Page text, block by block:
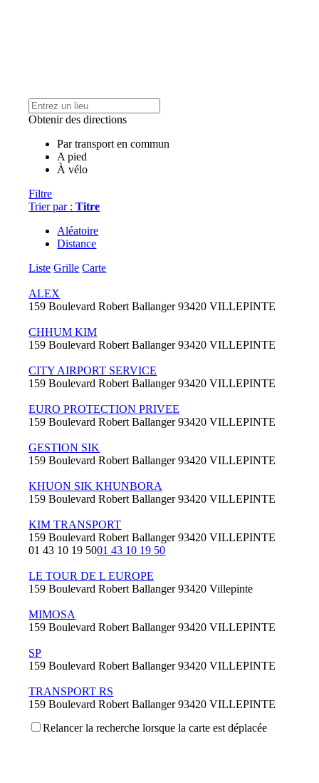
Obtenir des directions
Par transport en commun
A pied
À vélo
Filtre
Trier par :Titre
Aléatoire
Distance
Liste Grille Carte
ALEX
159 Boulevard Robert Ballanger 93420 VILLEPINTE
CHHUM KIM
159 Boulevard Robert Ballanger 93420 VILLEPINTE
CITY AIRPORT SERVICE
159 Boulevard Robert Ballanger 93420 VILLEPINTE
EURO PROTECTION PRIVEE
159 Boulevard Robert Ballanger 93420 VILLEPINTE
GESTION SIK
159 Boulevard Robert Ballanger 93420 VILLEPINTE
KHUON SIK KHUNBORA
159 Boulevard Robert Ballanger 93420 VILLEPINTE
KIM TRANSPORT
159 Boulevard Robert Ballanger 93420 VILLEPINTE
01 43 10 19 5001 43 10 19 50
LE TOUR DE L EUROPE
159 Boulevard Robert Ballanger 93420 Villepinte
MIMOSA
159 Boulevard Robert Ballanger 93420 VILLEPINTE
SP
159 Boulevard Robert Ballanger 93420 VILLEPINTE
TRANSPORT RS
159 Boulevard Robert Ballanger 93420 VILLEPINTE
Relancer la recherche lorsque la carte est déplacée